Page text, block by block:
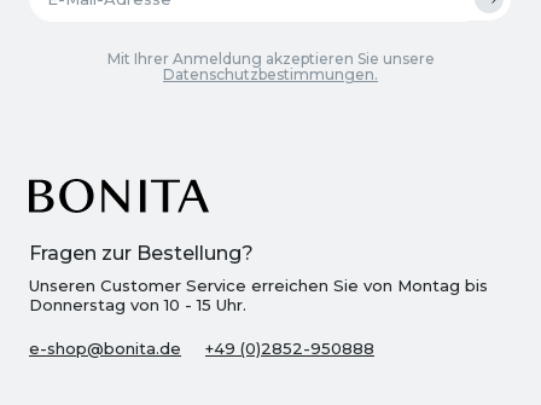
Fragen zur Bestellung?
Unseren Customer Service erreichen Sie von Montag bis
Donnerstag von 10 - 15 Uhr.
e-shop@bonita.de +49 (0)2852-950888
Mit Ihrer Anmeldung akzeptieren Sie unsere
Datenschutzbestimmungen.